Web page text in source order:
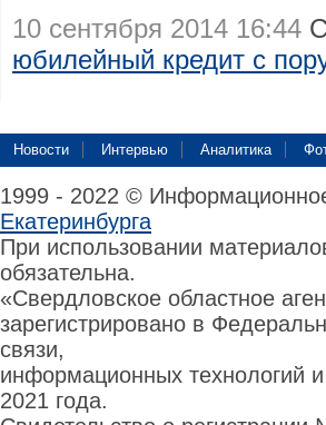
10 сентября 2014 16:44
юбилейный кредит с
Новости Интервью Аналитика
1999 - 2022 ©
Екатеринбурга
При использовании
обязательна.
«Свердловское областное
зарегистрировано в
связи,
информационных технологий
2021 года.